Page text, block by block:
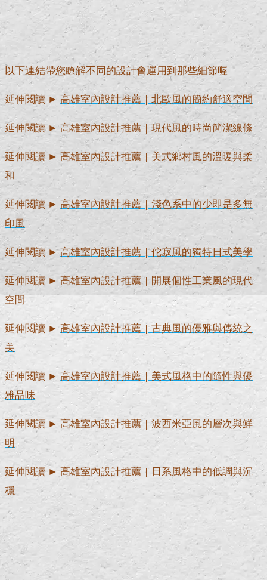
以下連結帶您瞭解不同的設計會運用到那些細節喔
延伸閱讀 ►高雄室內設計推薦 | 北歐風的簡約舒適空間
延伸閱讀 ►高雄室內設計推薦 | 現代風的時尚簡潔線條
延伸閱讀 ► 高雄室內設計推薦 | 美式鄉村風的溫暖與柔
和
延伸閱讀 ► 高雄室內設計推薦 | 淺色系中的少即是多無
印風
延伸閱讀 ►高雄室內設計推薦 | 佗寂風的獨特日式美學
延伸閱讀 ►高雄室內設計推薦 | 開展個性工業風的現代
空間
延伸閱讀 ► 高雄室內設計推薦 | 古典風的優雅與傳統之
美
延伸閱讀 ► 高雄室內設計推薦 | 美式風格中的隨性與優
雅品味
延伸閱讀 ► 高雄室內設計推薦 | 波西米亞風的層次與鮮
明
延伸閱讀 ► 高雄室內設計推薦 | 日系風格中的低調與沉
穩